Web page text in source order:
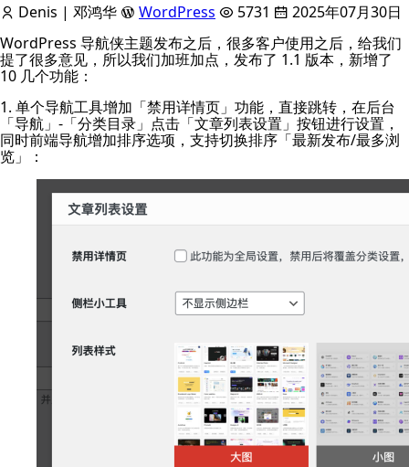
Denis | 邓鸿华 WordPress 5731
2025年07月30日
WordPress 导航侠主题发布之后，很多客户使用之后，给我们
提了很多意见，所以我们加班加点，发布了 1.1 版本，新增了
10 几个功能：
1. 单个导航工具增加「禁用详情页」功能，直接跳转，在后台
「导航」-「分类目录」点击「文章列表设置」按钮进行设置，
同时前端导航增加排序选项，支持切换排序「最新发布/最多浏
览」：